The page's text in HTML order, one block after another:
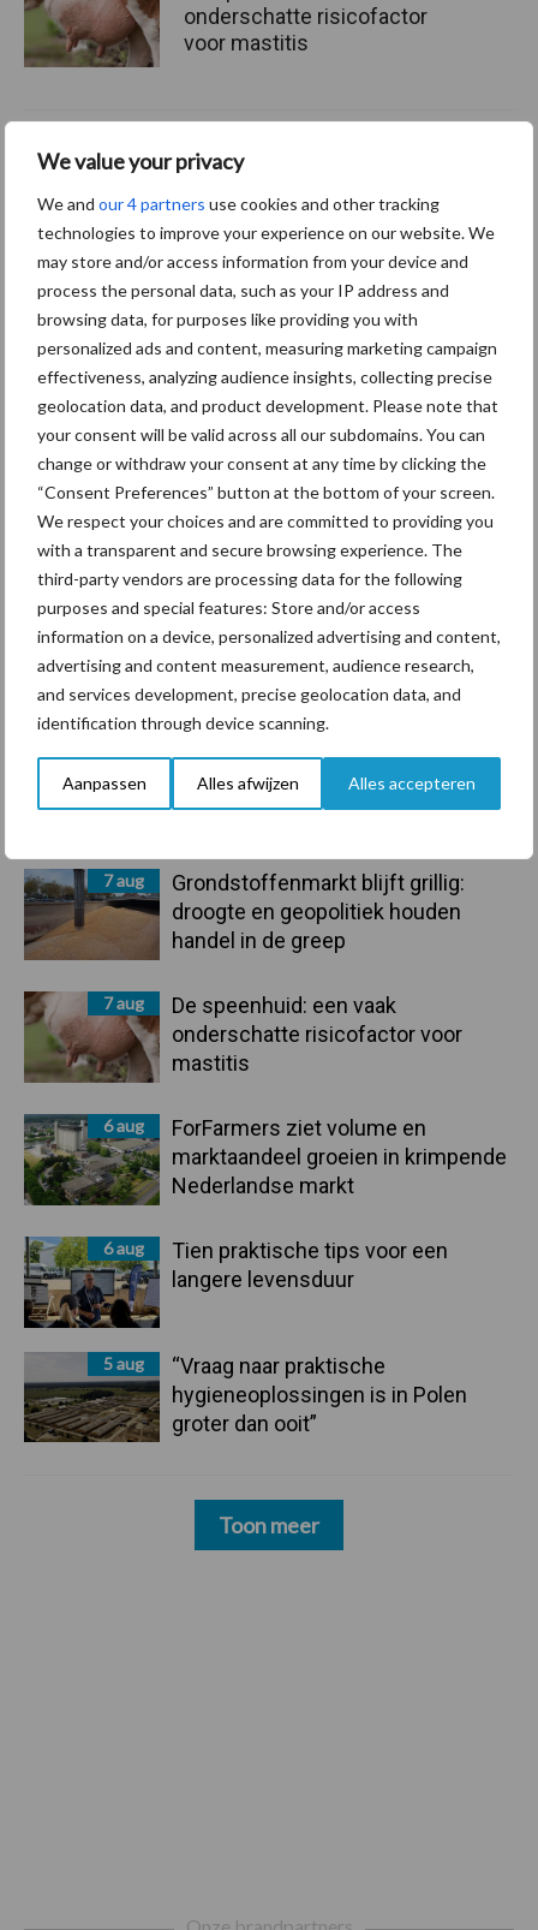
We value your privacy
We and our 4 partners use cookies and other tracking
technologies to improve your experience on our website. We
may store and/or access information from your device and
process the personal data, such as your IP address and
browsing data, for purposes like providing you with
personalized ads and content, measuring marketing campaign
effectiveness, analyzing audience insights, collecting precise
geolocation data, and product development. Please note that
your consent will be valid across all our subdomains. You can
change or withdraw your consent at any time by clicking the
“Consent Preferences” button at the bottom of your screen.
We respect your choices and are committed to providing you
with a transparent and secure browsing experience. The
third-party vendors are processing data for the following
purposes and special features: Store and/or access
information on a device, personalized advertising and content,
advertising and content measurement, audience research,
and services development, precise geolocation data, and
identification through device scanning.
Aanpassen Alles afwijzen Alles accepteren
Primaire
Recent nieuws Partner nieuws
7 aug
Grondstoffenmarkt blijft grillig:
droogte en geopolitiek houden
handel in de greep
7 aug
De speenhuid: een vaak
onderschatte risicofactor voor
mastitis
6 aug
ForFarmers ziet volume en
marktaandeel groeien in krimpende
Nederlandse markt
6 aug
Tien praktische tips voor een
langere levensduur
5 aug
“Vraag naar praktische
hygieneoplossingen is in Polen
groter dan ooit”
Toon meer
onderschatte risicofactor
voor mastitis
ForFarmers ziet volume en
marktaandeel groeien in
krimpende Nederlandse
markt
Themapagina's
Diergezondheid Bemesting Fokkerij
Mastitis Hittestress
Toon meer